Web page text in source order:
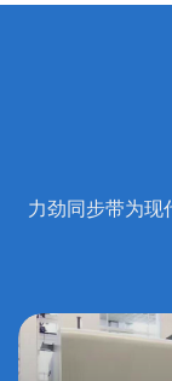
力劲同步带为现